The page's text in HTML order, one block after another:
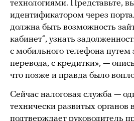
технологиями. Представьте,
идентификатором через
должна быть возможность
кабинет“, узнать
с мобильного телефона путем
перевода, с кредитки», —
что позже и правда было
Сейчас налоговая служба —
технически развитых органов
подтверждает руководитель